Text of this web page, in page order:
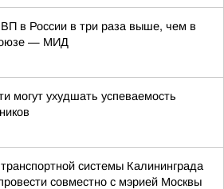
в России в три раза выше, чем в
— МИД
могут ухудшать успеваемость
системы Калининграда
совместно с мэрией Москвы